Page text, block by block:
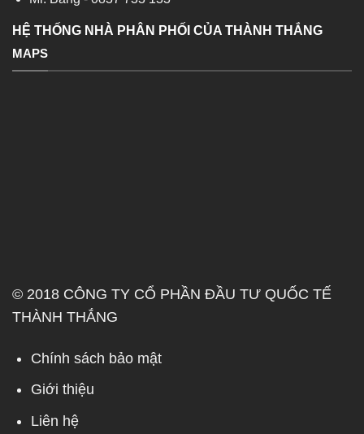
HỆ THỐNG NHÀ PHÂN PHỐI CỦA THÀNH THẮNG
MAPS
© 2018 CÔNG TY CỔ PHẦN ĐẦU TƯ QUỐC TẾ
THÀNH THẮNG
Chính sách bảo mật
Giới thiệu
Liên hệ